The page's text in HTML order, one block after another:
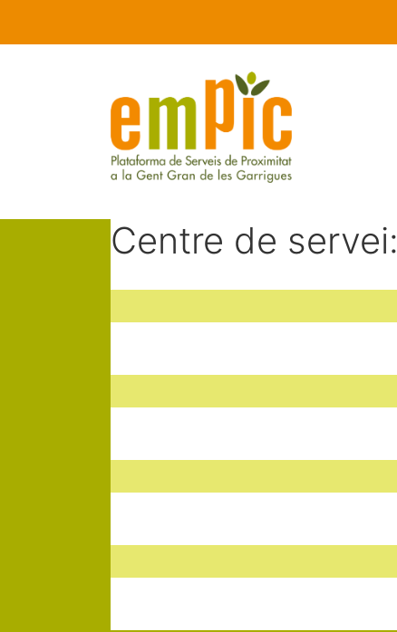
Centre de servei: